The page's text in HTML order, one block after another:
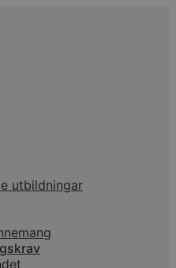
utbildningar